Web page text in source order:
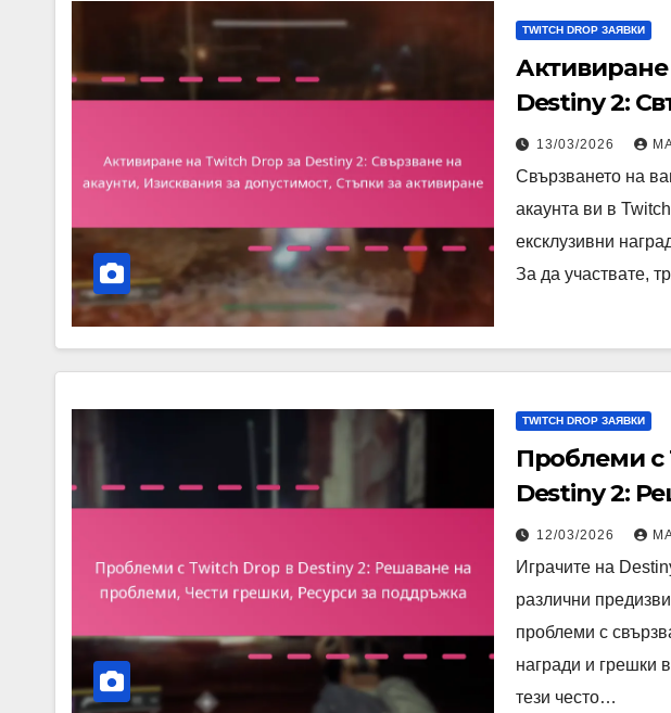
TWITCH DROP ЗАЯВКИ
Destiny 2:
Изисквания
Стъпки за
13/03/2026
Свързването на
акаунта ви в
ексклузивни
За да участвате,
TWITCH DROP ЗАЯВКИ
Проблеми с
Destiny 2:
проблеми,
Ресурси за
12/03/2026
Играчите на
различни
проблеми с
награди и грешки
тези често…